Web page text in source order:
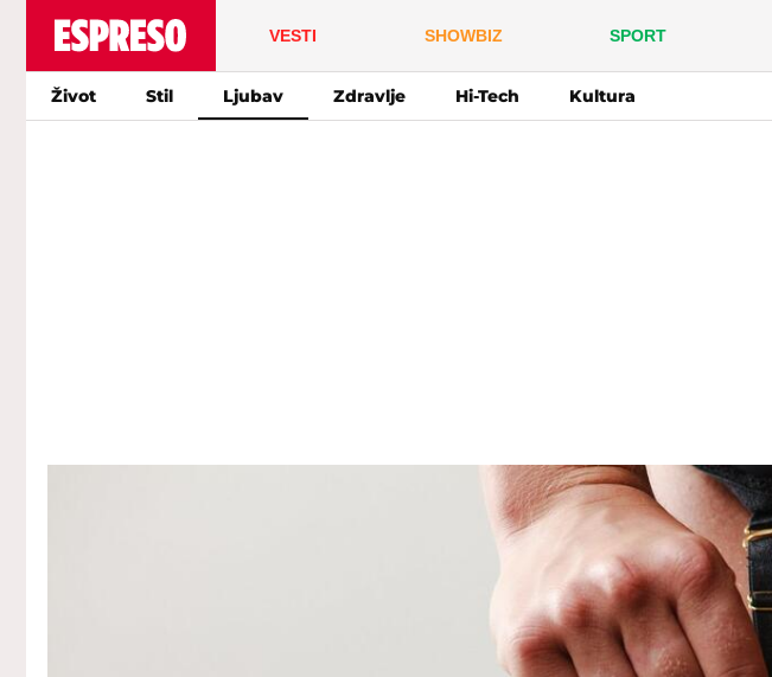
VESTI SHOWBIZ SPORT
Život Stil Ljubav Zdravlje Hi-Tech Kultura